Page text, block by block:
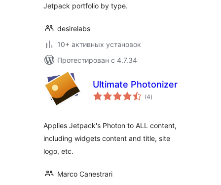
Jetpack portfolio by type.
desirelabs
10+ активных установок
Протестирован с 4.7.34
Ultimate Photonizer
(4общий
рейтинг
)
Applies Jetpack's Photon to ALL content,
including widgets content and title, site
logo, etc.
Marco Canestrari